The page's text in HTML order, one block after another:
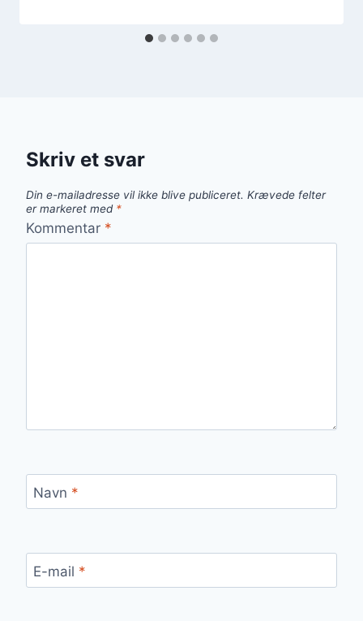
Skriv et svar
Din e-mailadresse vil ikke blive publiceret. Krævede felter
er markeret med *
Kommentar *
Navn *
E-mail *